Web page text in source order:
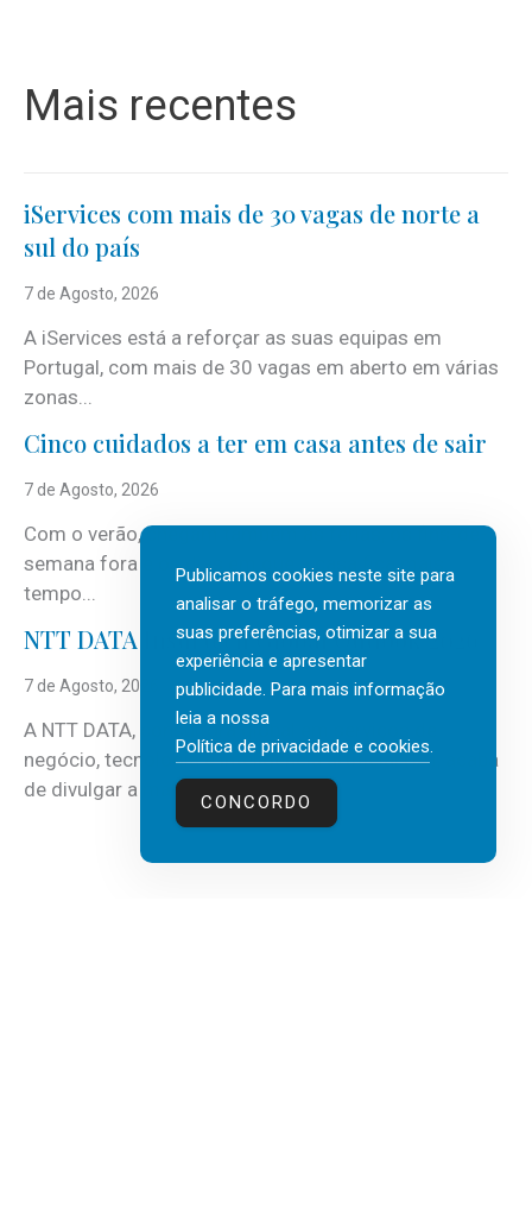
Mais recentes
iServices com mais de 30 vagas de norte a
sul do país
7 de Agosto, 2026
A iServices está a reforçar as suas equipas em
Portugal, com mais de 30 vagas em aberto em várias
zonas...
Cinco cuidados a ter em casa antes de sair
7 de Agosto, 2026
Com o verão, chegam também as férias, os fins-de-
semana fora e os dias em que a casa fica mais
tempo...
NTT DATA Insurtech Global Outlook 2026
7 de Agosto, 2026
A NTT DATA, consultora global em serviços de
negócio, tecnologia e inteligência artificial (IA), acaba
de divulgar a mais recente...
Publicamos cookies neste site para
analisar o tráfego, memorizar as
suas preferências, otimizar a sua
experiência e apresentar
publicidade. Para mais informação
leia a nossa
Política de privacidade e cookies.
CONCORDO